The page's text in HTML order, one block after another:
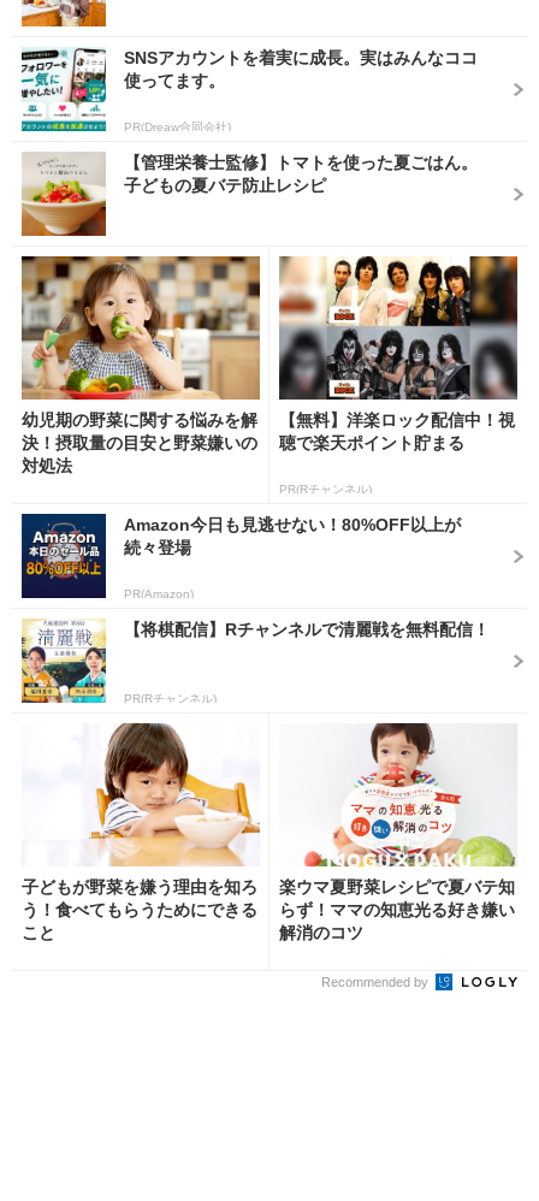
SNSアカウントを着実に成長。実はみんなココ
使ってます。
PR(Dreaw合同会社)
【管理栄養士監修】トマトを使った夏ごはん。
子どもの夏バテ防止レシピ
幼児期の野菜に関する悩みを解
決！摂取量の目安と野菜嫌いの
対処法
【無料】洋楽ロック配信中！視
聴で楽天ポイント貯まる
PR(Rチャンネル)
Amazon今日も見逃せない！80%OFF以上が
続々登場
PR(Amazon)
【将棋配信】Rチャンネルで清麗戦を無料配信！
PR(Rチャンネル)
子どもが野菜を嫌う理由を知ろ
う！食べてもらうためにできる
こと
楽ウマ夏野菜レシピで夏バテ知
らず！ママの知恵光る好き嫌い
解消のコツ
Recommended by